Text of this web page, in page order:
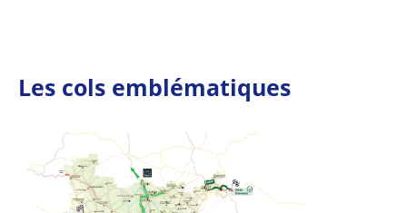
Les cols emblématiques